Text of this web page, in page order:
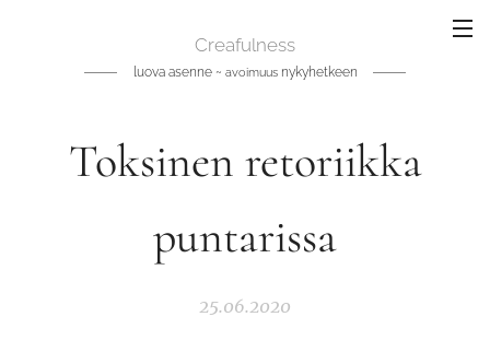
Creafulness
luova asenne ~ avoimuusnykyhetkeen
Toksinen retoriikka
puntarissa
25.06.2020